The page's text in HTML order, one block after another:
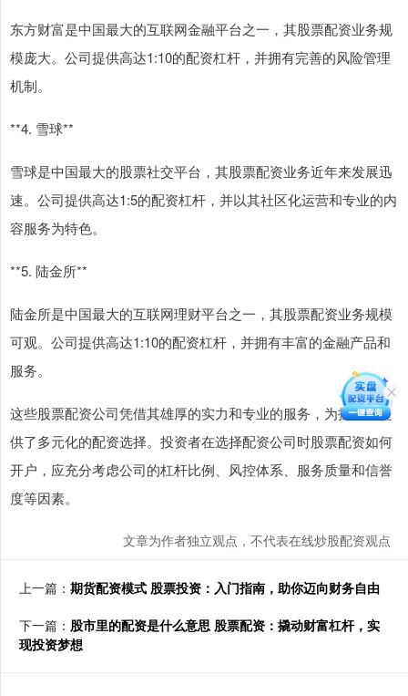
东方财富是中国最大的互联网金融平台之一，其股票配资业务规
模庞大。公司提供高达1:10的配资杠杆，并拥有完善的风险管理
机制。
**4. 雪球**
雪球是中国最大的股票社交平台，其股票配资业务近年来发展迅
速。公司提供高达1:5的配资杠杆，并以其社区化运营和专业的内
容服务为特色。
**5. 陆金所**
陆金所是中国最大的互联网理财平台之一，其股票配资业务规模
可观。公司提供高达1:10的配资杠杆，并拥有丰富的金融产品和
服务。
这些股票配资公司凭借其雄厚的实力和专业的服务，为投资者提
供了多元化的配资选择。投资者在选择配资公司时股票配资如何
开户，应充分考虑公司的杠杆比例、风控体系、服务质量和信誉
度等因素。
文章为作者独立观点，不代表在线炒股配资观点
上一篇： 期货配资模式 股票投资：入门指南，助你迈向财务自由
下一篇： 股市里的配资是什么意思 股票配资：撬动财富杠杆，实
现投资梦想